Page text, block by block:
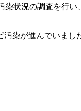
状況の調査を行
染が進んでいま